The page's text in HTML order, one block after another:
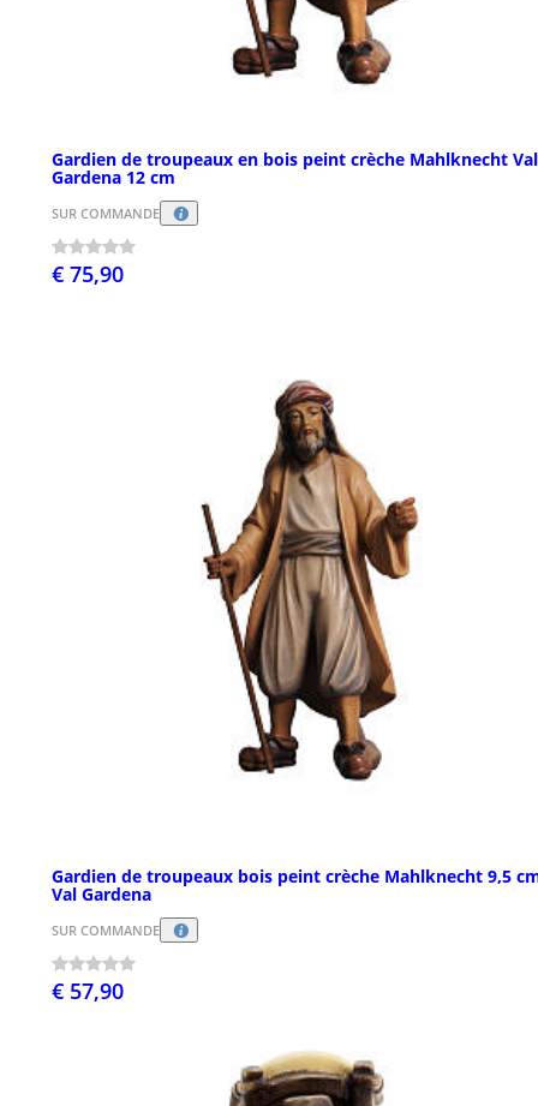
Gardien de troupeaux en bois peint crèche Mahlknecht Val
Gardena 12 cm
SUR COMMANDE
€ 75,90
Gardien de troupeaux bois peint crèche Mahlknecht 9,5
Val Gardena
SUR COMMANDE
€ 57,90